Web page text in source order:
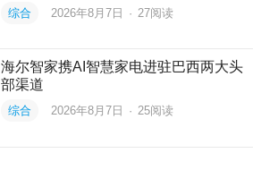
综合 2026年8月7日 · 27阅读
海尔智家携AI智慧家电进驻巴西两大头
部渠道
综合 2026年8月7日 · 25阅读